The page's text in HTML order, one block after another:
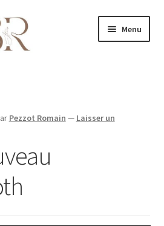
Menu
Pezzot Romain — Laisser un